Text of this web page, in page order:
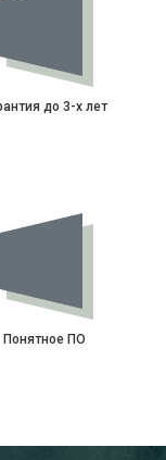
до 3-х лет
Понятное ПО